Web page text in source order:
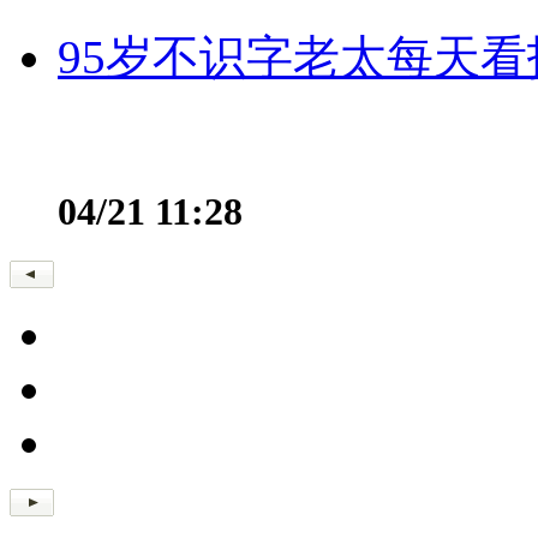
95岁不识字老太每天
04/21 11:28